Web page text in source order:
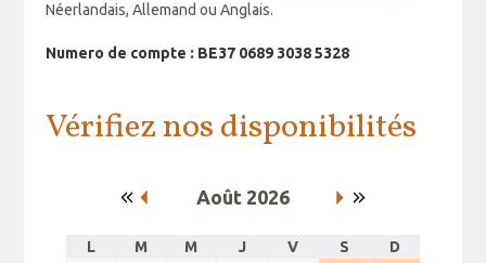
Néerlandais, Allemand ou Anglais.
Numero de compte : BE37 0689 3038 5328
Vérifiez nos disponibilités
Août 2026
L M M J V S D